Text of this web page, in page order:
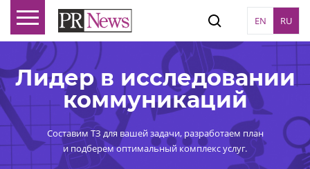
EN RU
Лидер в исследовании
коммуникаций
Составим ТЗ для вашей задачи, разработаем план
и подберем оптимальный комплекс услуг.